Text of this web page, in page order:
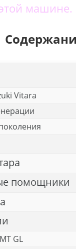
машине.
Vitara
помощники
GL